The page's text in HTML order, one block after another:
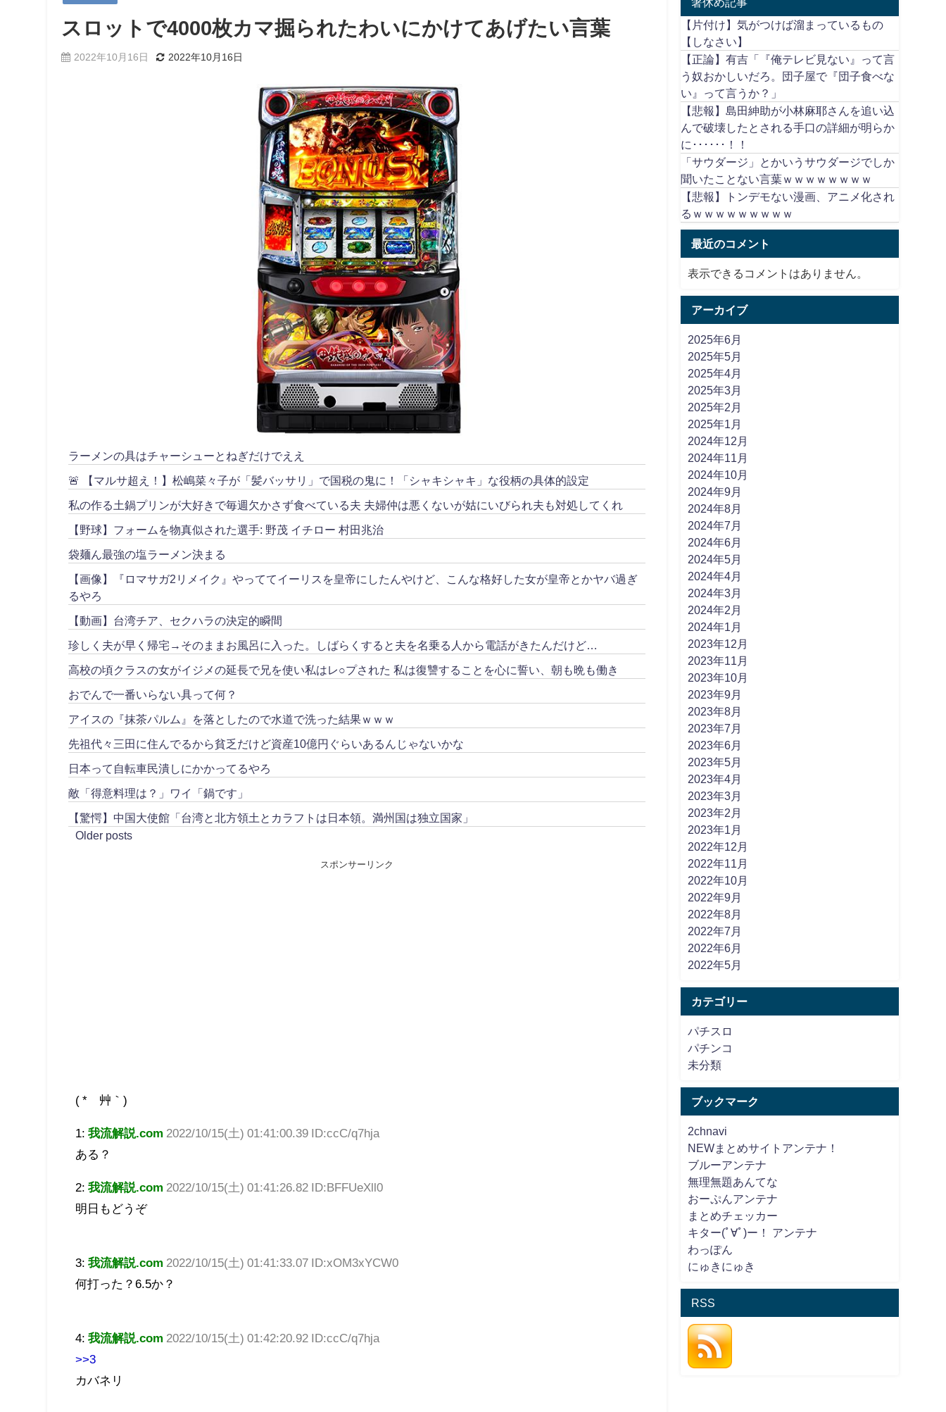
スロットで4000枚カマ掘られたわいにかけてあげたい言葉
2022年10月16日 2022年10月16日
ラーメンの具はチャーシューとねぎだけでええ
🚨 【マルサ超え！】松嶋菜々子が「髪バッサリ」で国税の鬼に！「シャキシャキ」な役柄の具体的設定
私の作る土鍋プリンが大好きで毎週欠かさず食べている夫 夫婦仲は悪くないが姑にいびられ夫も対処してくれ
【野球】フォームを物真似された選手: 野茂 イチロー 村田兆治
袋麺ん最強の塩ラーメン決まる
【画像】『ロマサガ2リメイク』やっててイーリスを皇帝にしたんやけど、こんな格好した女が皇帝とかヤバ過ぎ
るやろ
【動画】台湾チア、セクハラの決定的瞬間
珍しく夫が早く帰宅→そのままお風呂に入った。しばらくすると夫を名乗る人から電話がきたんだけど…
高校の頃クラスの女がイジメの延長で兄を使い私はレ○プされた 私は復讐することを心に誓い、朝も晩も働き
おでんで一番いらない具って何？
アイスの『抹茶パルム』を落としたので水道で洗った結果ｗｗｗ
先祖代々三田に住んでるから貧乏だけど資産10億円ぐらいあるんじゃないかな
日本って自転車民潰しにかかってるやろ
敵「得意料理は？」ワイ「鍋です」
【驚愕】中国大使館「台湾と北方領土とカラフトは日本領。満州国は独立国家」
Older posts
スポンサーリンク
( *´艸｀)
1:我流解説.com 2022/10/15(土) 01:41:00.39 ID:ccC/q7hja
ある？
2:我流解説.com 2022/10/15(土) 01:41:26.82 ID:BFFUeXll0
明日もどうぞ
3:我流解説.com 2022/10/15(土) 01:41:33.07 ID:xOM3xYCW0
何打った？6.5か？
4:我流解説.com 2022/10/15(土) 01:42:20.92 ID:ccC/q7hja
>>3
カバネリ
【片付け】気がつけば溜まっているもの
【しなさい】
【正論】有吉「『俺テレビ見ない』って言
う奴おかしいだろ。団子屋で『団子食べな
い』って言うか？」
【悲報】島田紳助が小林麻耶さんを追い込
んで破壊したとされる手口の詳細が明らか
に･･････！！
「サウダージ」とかいうサウダージでしか
聞いたことない言葉ｗｗｗｗｗｗｗｗ
【悲報】トンデモない漫画、アニメ化され
るｗｗｗｗｗｗｗｗｗ
最近のコメント
表示できるコメントはありません。
アーカイブ
2025年6月
2025年5月
2025年4月
2025年3月
2025年2月
2025年1月
2024年12月
2024年11月
2024年10月
2024年9月
2024年8月
2024年7月
2024年6月
2024年5月
2024年4月
2024年3月
2024年2月
2024年1月
2023年12月
2023年11月
2023年10月
2023年9月
2023年8月
2023年7月
2023年6月
2023年5月
2023年4月
2023年3月
2023年2月
2023年1月
2022年12月
2022年11月
2022年10月
2022年9月
2022年8月
2022年7月
2022年6月
2022年5月
カテゴリー
パチスロ
パチンコ
未分類
ブックマーク
2chnavi
NEWまとめサイトアンテナ！
ブルーアンテナ
無理無題あんてな
おーぷんアンテナ
まとめチェッカー
キター(ﾟ∀ﾟ)ー！ アンテナ
わっぽん
にゅきにゅき
RSS